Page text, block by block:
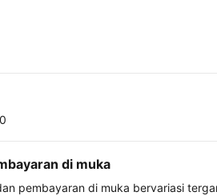
di muka
pembayaran di muka bervariasi